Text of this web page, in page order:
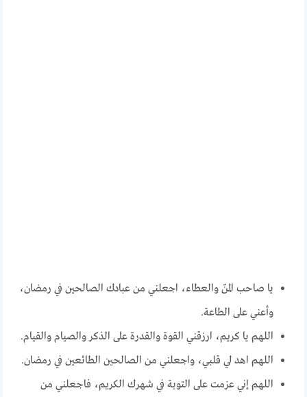
يا صاحب المنّ والعطاء، اجعلني من عبادك الصالحين في رمضان،
وأعني على الطاعة.
اللهم يا كريم، ارزقني القوة والقدرة على الذكر والصيام والقيام.
اللهم اهد لي قلبي، واجعلني من الصالحين الطائعين في رمضان.
اللهم إني عزمت على التوبة في شهرك الكريم، فاجعلني من